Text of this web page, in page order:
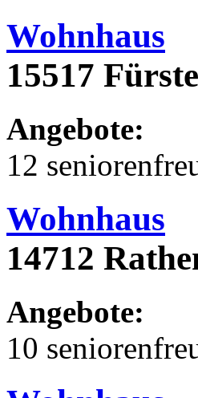
Wohnhaus
15517
Angebote:
12
Wohnhaus
14712
Angebote:
10